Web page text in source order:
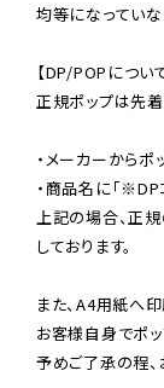
均等になっていな
【DP/POPについ
正規ポップは先着
・メーカーから
・商品名に「
上記の場合、正
しております。
また、A4用紙へ
お客様自身でポッ
予めご了承の程、